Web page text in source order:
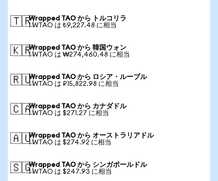
🇹🇷Wrapped TAO から トルコリラ
1 WTAO は ₺9,227.48 に相当
🇰🇷Wrapped TAO から 韓国ウォン
1 WTAO は ₩274,460.48 に相当
🇷🇺Wrapped TAO から ロシア・ルーブル
1 WTAO は ₽15,822.98 に相当
🇨🇦Wrapped TAO から カナダドル
1 WTAO は $271.27 に相当
🇦🇺Wrapped TAO から オーストラリアドル
1 WTAO は $274.92 に相当
🇸🇬Wrapped TAO から シンガポールドル
1 WTAO は $247.93 に相当